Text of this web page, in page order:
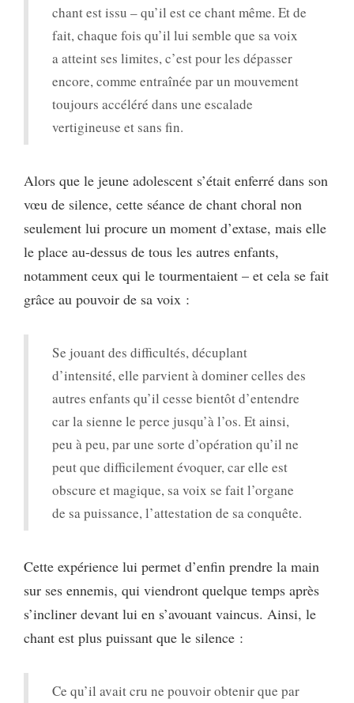
chant est issu – qu’il est ce chant même. Et de
fait, chaque fois qu’il lui semble que sa voix
a atteint ses limites, c’est pour les dépasser
encore, comme entraînée par un mouvement
toujours accéléré dans une escalade
vertigineuse et sans fin.
Alors que le jeune adolescent s’était enferré dans son
vœu de silence, cette séance de chant choral non
seulement lui procure un moment d’extase, mais elle
le place au-dessus de tous les autres enfants,
notamment ceux qui le tourmentaient – et cela se fait
grâce au pouvoir de sa voix :
Se jouant des difficultés, décuplant
d’intensité, elle parvient à dominer celles des
autres enfants qu’il cesse bientôt d’entendre
car la sienne le perce jusqu’à l’os. Et ainsi,
peu à peu, par une sorte d’opération qu’il ne
peut que difficilement évoquer, car elle est
obscure et magique, sa voix se fait l’organe
de sa puissance, l’attestation de sa conquête.
Cette expérience lui permet d’enfin prendre la main
sur ses ennemis, qui viendront quelque temps après
s’incliner devant lui en s’avouant vaincus. Ainsi, le
chant est plus puissant que le silence :
Ce qu’il avait cru ne pouvoir obtenir que par